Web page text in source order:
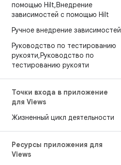
помощью Hilt,Внедрение
зависимостей с помощью Hilt
Ручное внедрение зависимостей
Руководство по тестированию
рукояти,Руководство по
тестированию рукояти
Точки входа в приложение
для Views
Жизненный цикл деятельности
Ресурсы приложения для
Views